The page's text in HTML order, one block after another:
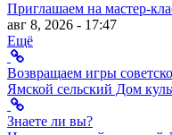
Приглашаем на мастер-
авг 8, 2026 - 17:47
Ещё
Возвращаем игры
Ямской сельский Дом
Знаете ли вы?